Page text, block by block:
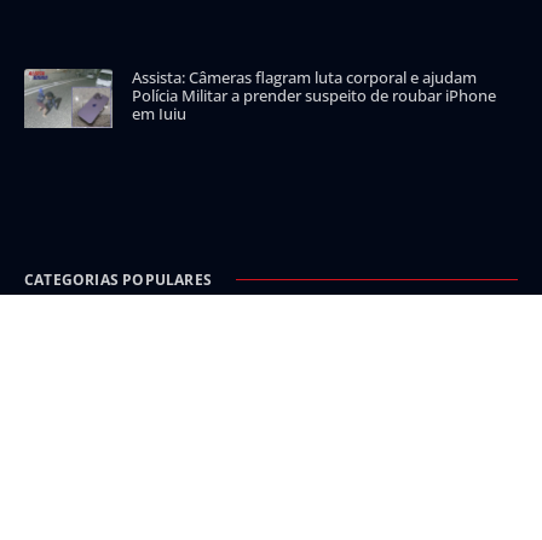
Assista: Câmeras flagram luta corporal e ajudam
Polícia Militar a prender suspeito de roubar iPhone
em Iuiu
CATEGORIAS POPULARES